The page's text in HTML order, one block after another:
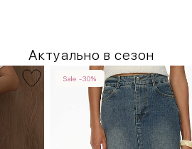
Актуально в сезон
Sale -30%